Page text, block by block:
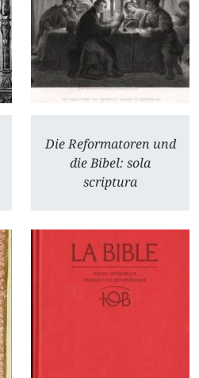
Die Reformatoren und
die Bibel: sola
scriptura